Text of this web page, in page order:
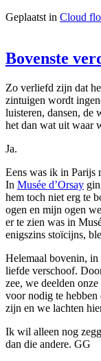
Geplaatst in Cloud
Bovenste
Zo verliefd zijn dat
zintuigen wordt
luisteren, dansen, de
het dan wat uit waar
Ja.
Eens was ik in Parijs
In Musée d’Orsay
hem toch niet erg te
ogen en mijn ogen
er te zien was in
enigszins stoïcijns,
Helemaal bovenin,
liefde verschoof.
zee, we deelden
voor nodig te hebben
zijn en we lachten
Ik wil alleen nog
dan die andere. GG